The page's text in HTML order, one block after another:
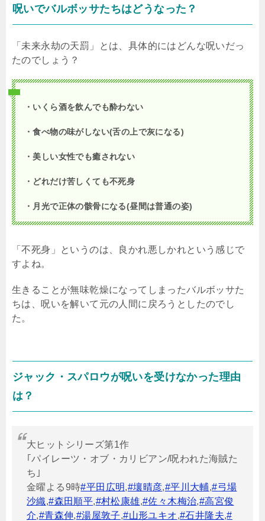
呪いでバルボッサたちはどうなった？
「未来永劫の天罰」とは、具体的にはどんな呪いだっ
たのでしょう？
・いくら酒を飲んでも酔わない
・食べ物の味がしない(舌の上で灰になる)
・美しい女性でも癒されない
・どれだけ苦しくても不死身
・月光で正体の骸骨になる(昼間は普通の姿)
「不死身」というのは、良かれ悪しかれという感じで
すよね。
生きることが無味乾燥になってしまったバルボッサた
ちは、呪いを解いて元の人間に戻ろうとしたのでし
た。
ジャック・スパロウが呪いを受けなかった理由
は？
大ヒットシリーズ第1作
｢パイレーツ・オブ・カリビアン/呪われた海賊た
ち｣
金曜よる9時#平田広明,#壤晴彦,#平川大輔,#弓場
沙織,#森田順平,#村松康雄,#佐々木梅治,#高宮俊
介,#青森伸,#湯屋敦子,#山形ユキオ,#石井隆夫,#